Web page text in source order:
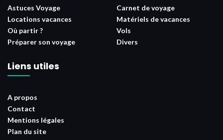
Astuces Voyage
Carnet de voyage
Locations vacances
Matériels de vacances
Où partir ?
Vols
Préparer son voyage
Divers
Liens utiles
A propos
Contact
Mentions légales
Plan du site